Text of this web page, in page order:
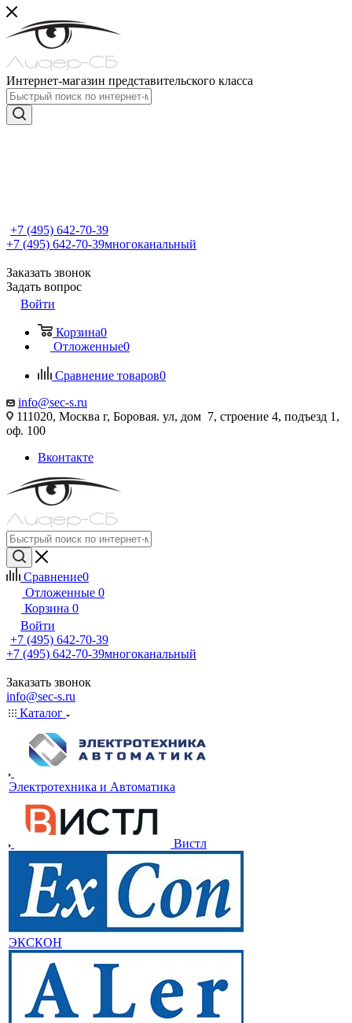
Интернет-магазин представительского класса
+7 (495) 642-70-39
+7 (495) 642-70-39многоканальный
Заказать звонок
Задать вопрос
Войти
Корзина0
Отложенные0
Сравнение товаров0
info@sec-s.ru
111020, Москва г, Боровая. ул, дом 7, строение 4, подъезд 1,
оф. 100
Вконтакте
Сравнение0
Отложенные 0
Корзина 0
Войти
+7 (495) 642-70-39
+7 (495) 642-70-39многоканальный
Заказать звонок
info@sec-s.ru
Каталог
Электротехника и Автоматика
Вистл
ЭКСКОН